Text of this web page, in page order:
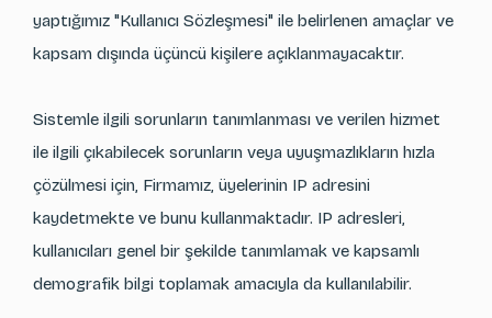
yaptığımız "Kullanıcı Sözleşmesi" ile belirlenen amaçlar ve
kapsam dışında üçüncü kişilere açıklanmayacaktır.
Sistemle ilgili sorunların tanımlanması ve verilen hizmet
ile ilgili çıkabilecek sorunların veya uyuşmazlıkların hızla
çözülmesi için, Firmamız, üyelerinin IP adresini
kaydetmekte ve bunu kullanmaktadır. IP adresleri,
kullanıcıları genel bir şekilde tanımlamak ve kapsamlı
demografik bilgi toplamak amacıyla da kullanılabilir.